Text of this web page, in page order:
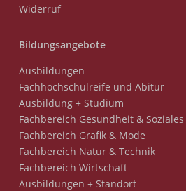
Widerruf
Bildungsangebote
Ausbildungen
Fachhochschulreife und Abitur
Ausbildung + Studium
Fachbereich Gesundheit & Soziales
Fachbereich Grafik & Mode
Fachbereich Natur & Technik
Fachbereich Wirtschaft
Ausbildungen + Standort